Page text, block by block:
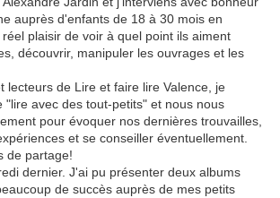
auprès d'enfants de 18 à 30 mois en
plaisir de voir à quel point ils aiment
découvrir, manipuler les ouvrages et les
lecteurs de Lire et faire lire Valence, je
"lire avec des tout-petits" et nous nous
pour évoquer nos dernières trouvailles,
et se conseiller éventuellement.
de partage!
dernier. J'ai pu présenter deux albums
de succès auprès de mes petits